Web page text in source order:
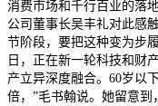
消费市场和千行百业的落
公司董事长吴丰礼对此感
节阶段，要把这种变为步
日，正在新一轮科技和财
产立异深度融合。60岁以
倍，”毛书翰说。她留意